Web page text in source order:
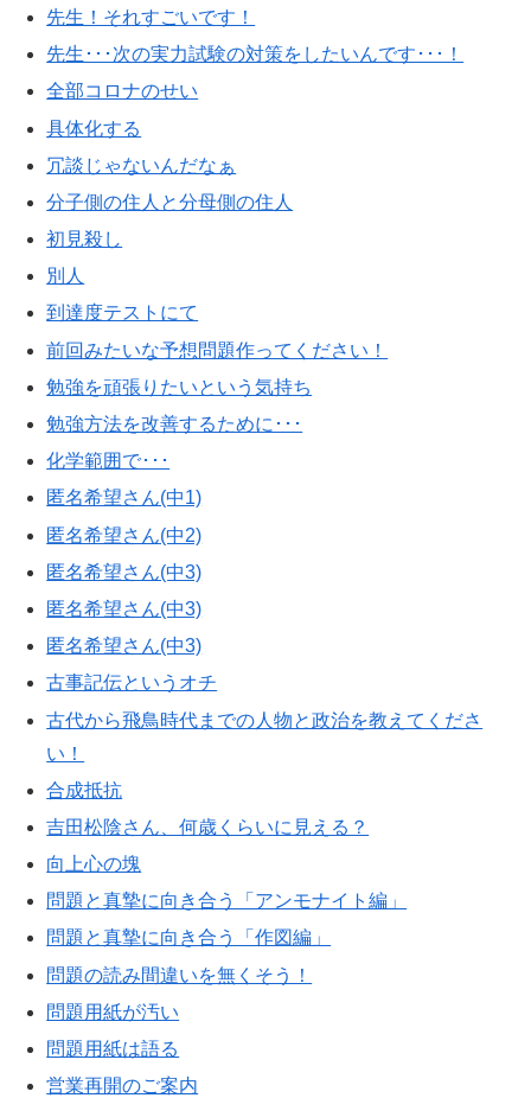
先生！それすごいです！
先生･･･次の実力試験の対策をしたいんです･･･！
全部コロナのせい
具体化する
冗談じゃないんだなぁ
分子側の住人と分母側の住人
初見殺し
別人
到達度テストにて
前回みたいな予想問題作ってください！
勉強を頑張りたいという気持ち
勉強方法を改善するために･･･
化学範囲で･･･
匿名希望さん(中1)
匿名希望さん(中2)
匿名希望さん(中3)
匿名希望さん(中3)
匿名希望さん(中3)
古事記伝というオチ
古代から飛鳥時代までの人物と政治を教えてくださ
い！
合成抵抗
吉田松陰さん、何歳くらいに見える？
向上心の塊
問題と真摯に向き合う「アンモナイト編」
問題と真摯に向き合う「作図編」
問題の読み間違いを無くそう！
問題用紙が汚い
問題用紙は語る
営業再開のご案内